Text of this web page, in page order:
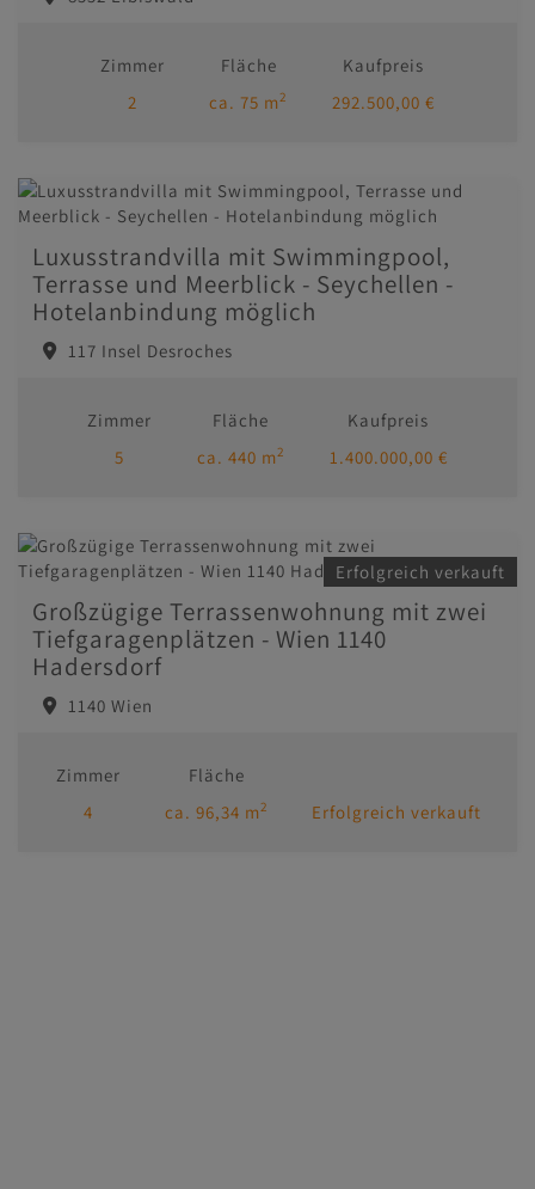
Zimmer
2
Fläche
ca. 75 m2
Kaufpreis
292.500,00 €
Luxusstrandvilla mit Swimmingpool,
Terrasse und Meerblick - Seychellen -
Hotelanbindung möglich
117 Insel Desroches
Zimmer
5
Fläche
ca. 440 m2
Kaufpreis
1.400.000,00 €
Erfolgreich verkauft
Großzügige Terrassenwohnung mit zwei
Tiefgaragenplätzen - Wien 1140
Hadersdorf
1140 Wien
Zimmer
4
Fläche
ca. 96,34 m2 Erfolgreich verkauft